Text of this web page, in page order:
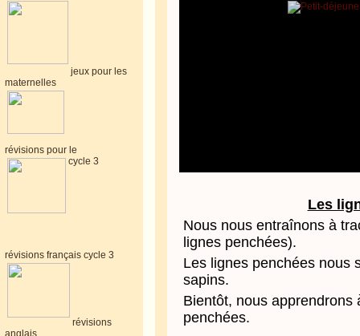
jeux pour les
maternelles
révisions pour le
cycle 3
révisions français cycle 3
révisions
anglais
Les
Nous nous entraînons à
lignes penchées).
Les lignes penchées nous
sapins.
Bientôt, nous apprendrons
penchées.